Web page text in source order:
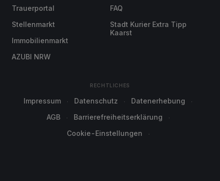
Trauerportal
Stellenmarkt
Immobilienmarkt
AZUBI NRW
FAQ
Stadt Kurier Extra Tipp
Kaarst
RECHTLICHES
Impressum Datenschutz
Datenerhebung
AGB
Barrierefreiheitserklärung
Cookie-Einstellungen